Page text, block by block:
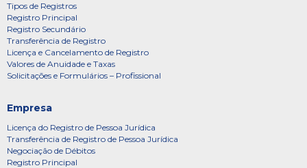
Tipos de Registros
Registro Principal
Registro Secundário
Transferência de Registro
Licença e Cancelamento de Registro
Valores de Anuidade e Taxas
Solicitações e Formulários – Profissional
Empresa
Licença do Registro de Pessoa Jurídica
Transferência de Registro de Pessoa Jurídica
Negociação de Débitos
Registro Principal